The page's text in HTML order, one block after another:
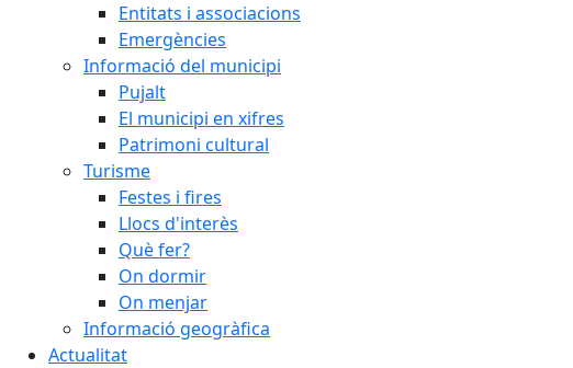
Entitats i associacions
Emergències
Informació del municipi
Pujalt
El municipi en xifres
Patrimoni cultural
Turisme
Festes i fires
Llocs d'interès
Què fer?
On dormir
On menjar
Informació geogràfica
Actualitat